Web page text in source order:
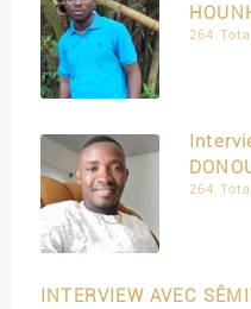
264
264
INTERVIEW AVEC